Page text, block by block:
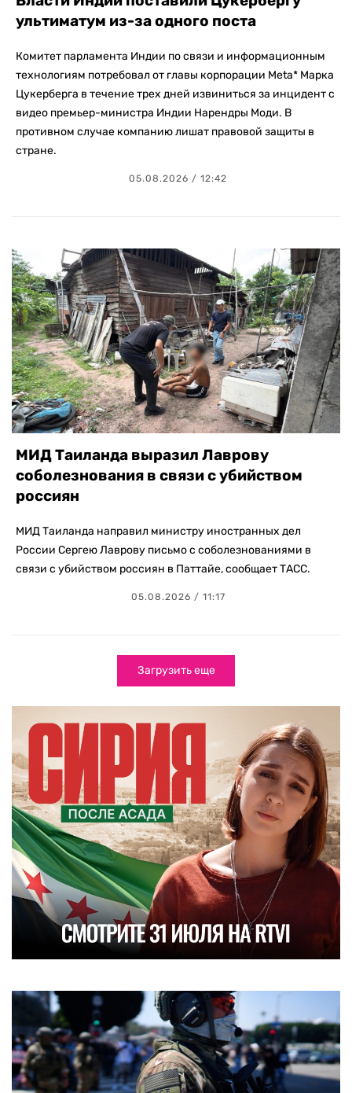
ультиматум из-за одного поста
Комитет парламента Индии по связи и информационным
технологиям потребовал от главы корпорации Meta* Марка
Цукерберга в течение трех дней извиниться за инцидент с
видео премьер-министра Индии Нарендры Моди. В
противном случае компанию лишат правовой защиты в
стране.
05.08.2026 / 12:42
МИД Таиланда выразил Лаврову
соболезнования в связи с убийством
россиян
МИД Таиланда направил министру иностранных дел
России Сергею Лаврову письмо с соболезнованиями в
связи с убийством россиян в Паттайе, сообщает ТАСС.
05.08.2026 / 11:17
Загрузить еще